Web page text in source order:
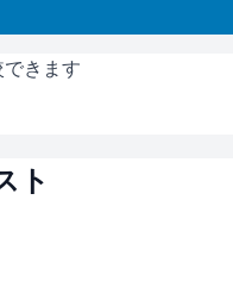
きます
ト